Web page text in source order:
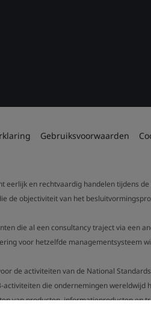
Gebruiksvoorwaarden
en rechtvaardig handelen tijdens
de objectiviteit van het
die al een consultancy traject via een
voor hetzelfde managementsysteem
de activiteiten van de National
die ondernemingen
van producten, informatieproducten en